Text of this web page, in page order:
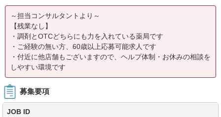
～担当コンサルタントより～
【残業なし】
・調剤とOTCどちらにも力を入れている薬局です
・ご経験の無い方、60歳以上応募可能求人です
・付近に他店舗もございますので、ヘルプ体制・お休みの相談を
しやすい環境です
募集要項
JOB ID